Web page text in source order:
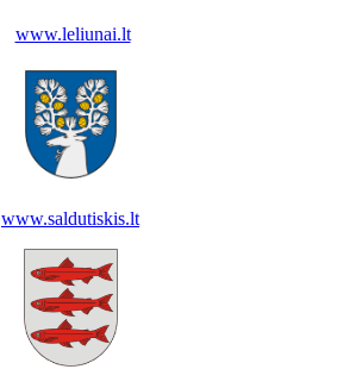
www.leliunai.lt
www.saldutiskis.lt